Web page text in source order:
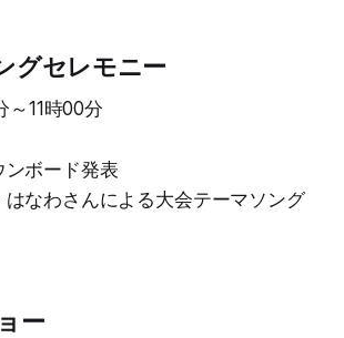
グセレモニー
～11時00分
ンボード発表
はなわさんによる大会テーマソング
ー